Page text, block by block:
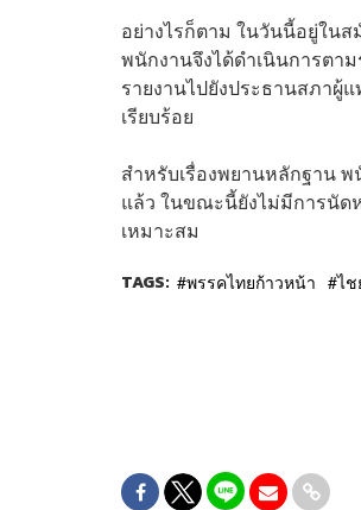
อย่างไรก็ตาม ในวันนี้อยู่ใน
พนักงานจึงได้ดำเนินการตา
รายงานไปยังประธานสภาผู้
เรียบร้อย
สำหรับเรื่องพยานหลักฐาน
แล้ว ในขณะนี้ยังไม่มีการนัด
เหมาะสม
TAGS: พรรคไทยก้าวหน้า ไ